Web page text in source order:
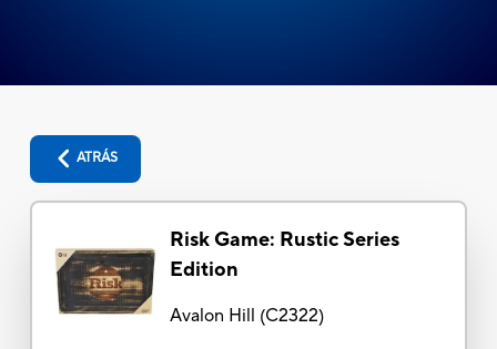
ATRÁS
Risk Game: Rustic Series
Edition
Avalon Hill (C2322)